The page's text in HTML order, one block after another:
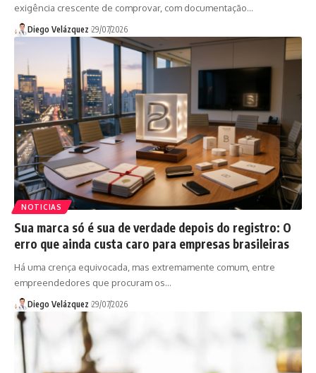
exigência crescente de comprovar, com documentação…
Diego Velázquez 29/07/2026
NOTICIAS
Sua marca só é sua de verdade depois do registro: O
erro que ainda custa caro para empresas brasileiras
Há uma crença equivocada, mas extremamente comum, entre
empreendedores que procuram os…
Diego Velázquez 29/07/2026